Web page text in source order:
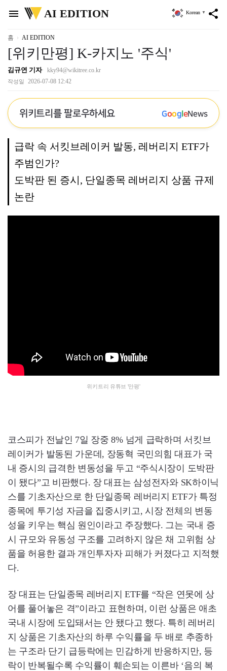
menu
위
키
리
AI EDITION share
Korean ▼
홈 AI EDITION
[위키만평] K-카지노 '주식'
김규연 기자 kky94@wikitree.co.kr
작성일 2026-07-08 12:42
위키트리를 팔로우하세요 GoogleNews
급락 속 서킷브레이커 발동, 레버리지 ETF가
주범인가?
도박판 된 증시, 단일종목 레버리지 상품 규제
논란
위키트리 유튜브 '만평'
코스피가 전날인 7일 장중 8% 넘게 급락하며 서킷브
레이커가 발동된 가운데, 장동혁 국민의힘 대표가 국
내 증시의 급격한 변동성을 두고 “주식시장이 도박판
이 됐다”고 비판했다. 장 대표는 삼성전자와 SK하이닉
스를 기초자산으로 한 단일종목 레버리지 ETF가 특정
종목에 투기성 자금을 집중시키고, 시장 전체의 변동
성을 키우는 핵심 원인이라고 주장했다. 그는 국내 증
시 규모와 유동성 구조를 고려하지 않은 채 고위험 상
품을 허용한 결과 개인투자자 피해가 커졌다고 지적했
다.
장 대표는 단일종목 레버리지 ETF를 “작은 연못에 상
어를 풀어놓은 격”이라고 표현하며, 이런 상품은 애초
국내 시장에 도입돼서는 안 됐다고 했다. 특히 레버리
지 상품은 기초자산의 하루 수익률을 두 배로 추종하
는 구조라 단기 급등락에는 민감하게 반응하지만, 등
락이 반복될수록 수익률이 훼손되는 이른바 ‘음의 복